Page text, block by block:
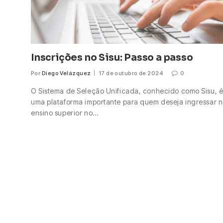
Inscrições no Sisu: Passo a passo
Por Diego Velázquez 17 de outubro de 2024 0
O Sistema de Seleção Unificada, conhecido como Sisu, é
uma plataforma importante para quem deseja ingressar
ensino superior no…